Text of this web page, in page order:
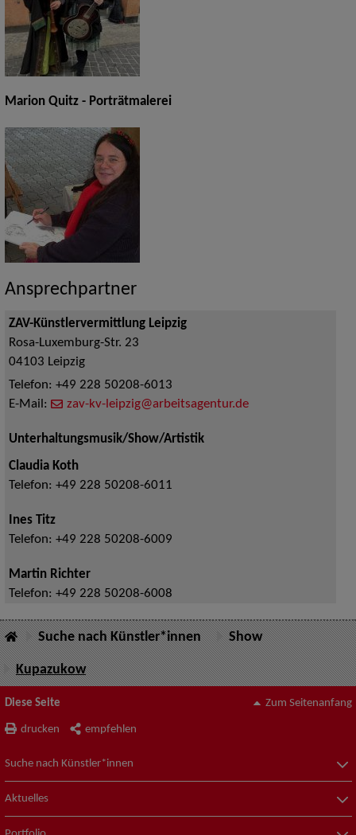
Marion Quitz - Porträtmalerei
Ansprechpartner
ZAV-Künstlervermittlung Leipzig
Rosa-Luxemburg-Str. 23
04103 Leipzig
Telefon: +49 228 50208-6013
E-Mail:
zav-kv-leipzig@arbeitsagentur.de
Unterhaltungsmusik/Show/Artistik
Claudia Koth
Telefon: +49 228 50208-6011
Ines Titz
Telefon: +49 228 50208-6009
Martin Richter
Telefon: +49 228 50208-6008
Suche nach Künstler*innen Show
Kupazukow
Diese Seite
drucken empfehlen
Zum Seitenanfang
Suche nach Künstler*innen
Aktuelles